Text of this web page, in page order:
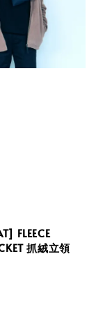
FLEECE
抓絨立領